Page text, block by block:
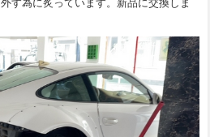
す為に炙っています。新品に交換しま